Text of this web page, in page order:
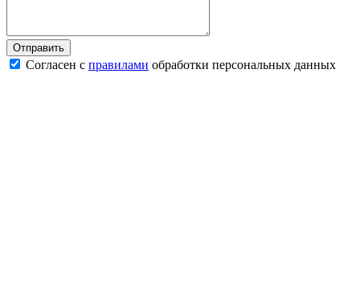
Согласен с правилами обработки персональных данных